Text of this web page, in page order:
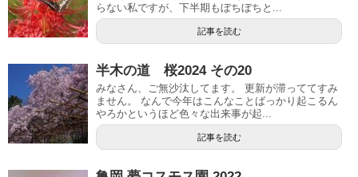
らない私ですが、下半期もぼちぼちと...
記事を読む
半木の道 桜2024 その20
みなさん、ご無沙汰してます。 更新が滞っててすみ
ません。 なんで今年はこんなことばっかり起こるん
やろかというほど色々な出来事が起...
記事を読む